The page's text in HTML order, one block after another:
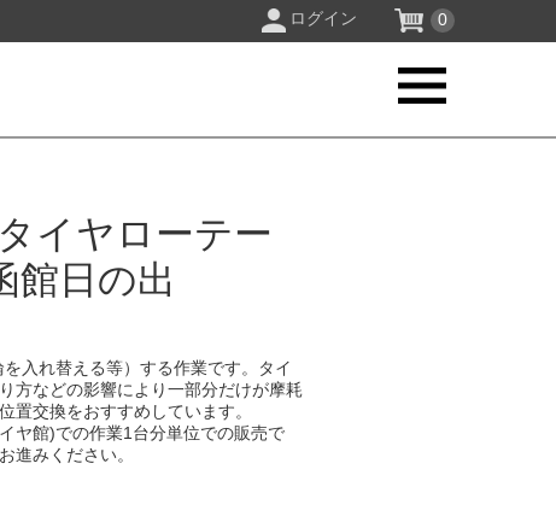
ログイン 0
イヤローテー
館日の出
入れ替える等）する作業です。タイ
方などの影響により一部分だけが摩耗
置交換をおすすめしています。
ヤ館)での作業1台分単位での販売で
進みください。